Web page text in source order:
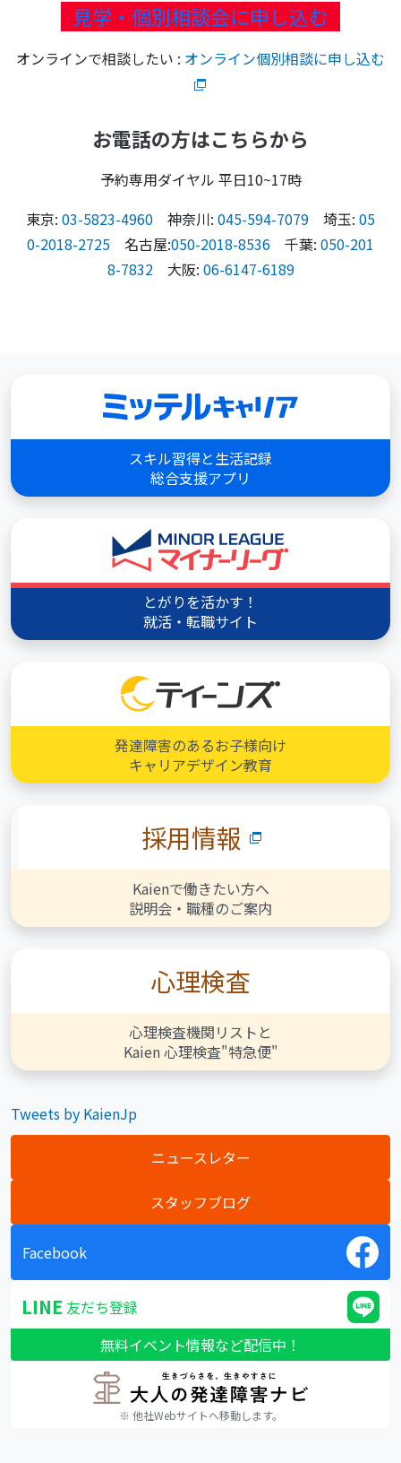
見学・個別相談会に申し込む
オンラインで相談したい : オンライン個別相談に申し込む
お電話の方はこちらから
予約専用ダイヤル 平日10~17時
東京: 03-5823-4960 神奈川: 045-594-7079 埼玉: 05
0-2018-2725 名古屋:050-2018-8536 千葉: 050-201
8-7832大阪: 06-6147-6189
スキル習得と生活記録
総合支援アプリ
とがりを活かす！
就活・転職サイト
発達障害のあるお子様向け
キャリアデザイン教育
採用情報
Kaienで働きたい方へ
説明会・職種のご案内
心理検査
心理検査機関リストと
Kaien 心理検査"特急便"
Tweets by KaienJp
ニュースレター
スタッフブログ
Facebook
LINE 友だち登録
無料イベント情報など配信中！
※ 他社Webサイトへ移動します。